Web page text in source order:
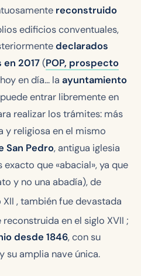
reconstruido
edificios conventuales,
declarados
2017(POP, prospecto
en día... la ayuntamiento
entrar libremente en
realizar los trámites: más
y religiosa en el mismo
San Pedro, antigua iglesia
que «abacial», ya que
y no una abadía), de
, también fue devastada
en el siglo XVII ;
desde 1846, con su
amplia nave única.